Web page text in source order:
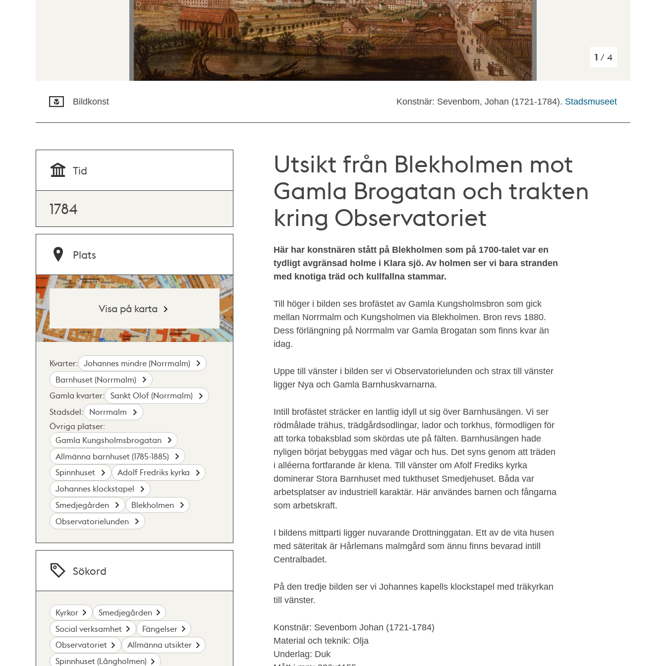
1 / 4
Bildkonst Konstnär: Sevenbom, Johan (1721-1784). Stadsmuseet
Utsikt från Blekholmen mot
Gamla Brogatan och trakten
kring Observatoriet
Här har konstnären stått på Blekholmen som på 1700-talet var en
tydligt avgränsad holme i Klara sjö. Av holmen ser vi bara stranden
med knotiga träd och kullfallna stammar.
Till höger i bilden ses brofästet av Gamla Kungsholmsbron som gick
mellan Norrmalm och Kungsholmen via Blekholmen. Bron revs 1880.
Dess förlängning på Norrmalm var Gamla Brogatan som finns kvar än
idag.
Uppe till vänster i bilden ser vi Observatorielunden och strax till vänster
ligger Nya och Gamla Barnhuskvarnarna.
Intill brofästet sträcker en lantlig idyll ut sig över Barnhusängen. Vi ser
rödmålade trähus, trädgårdsodlingar, lador och torkhus, förmodligen för
att torka tobaksblad som skördas ute på fälten. Barnhusängen hade
nyligen börjat bebyggas med vägar och hus. Det syns genom att träden
i alléerna fortfarande är klena. Till vänster om Afolf Frediks kyrka
dominerar Stora Barnhuset med tukthuset Smedjehuset. Båda var
arbetsplatser av industriell karaktär. Här användes barnen och fångarna
som arbetskraft.
I bildens mittparti ligger nuvarande Drottninggatan. Ett av de vita husen
med säteritak är Hårlemans malmgård som ännu finns bevarad intill
Centralbadet.
På den tredje bilden ser vi Johannes kapells klockstapel med träkyrkan
till vänster.
Konstnär: Sevenbom Johan (1721-1784)
Material och teknik: Olja
Underlag: Duk
Tid
1784
Plats
Visa på karta
Kvarter:
Johannes mindre (Norrmalm)
Barnhuset (Norrmalm)
Gamla kvarter:
Sankt Olof (Norrmalm)
Stadsdel:
Norrmalm
Övriga platser:
Gamla Kungsholmsbrogatan
Allmänna barnhuset (1785-1885)
Spinnhuset
Adolf Fredriks kyrka
Johannes klockstapel
Smedjegården
Blekholmen
Observatorielunden
Sökord
Kyrkor
Smedjegården
Social verksamhet
Fängelser
Observatoriet
Allmänna utsikter
Spinnhuset (Långholmen)